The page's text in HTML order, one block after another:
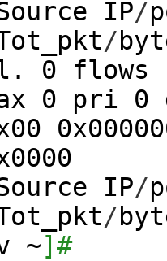
IP/
/
0 flows
0 pri 0
IP/
/
~] #